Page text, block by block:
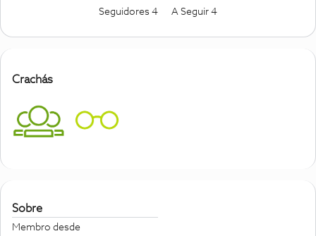
Seguidores 4 A Seguir 4
Crachás
Sobre
Membro desde